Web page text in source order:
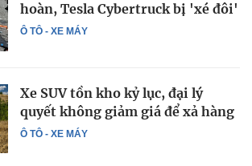
Ô TÔ - XE MÁY
hoàn, Tesla Cybertruck bị 'xé đôi'
Ô TÔ - XE MÁY
Xe SUV tồn kho kỷ lục, đại lý
quyết không giảm giá để xả hàng